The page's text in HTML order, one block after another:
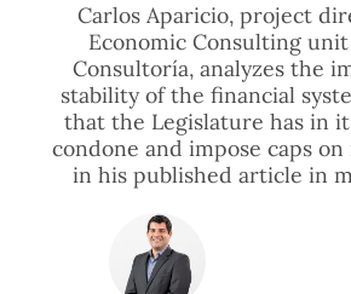
Carlos Aparicio, project
Economic Consulting unit
Consultoría, analyzes the
stability of the financial
that the Legislature has in
condone and impose caps
in his published article in